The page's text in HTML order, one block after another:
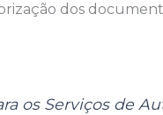
dos
os Serviços de